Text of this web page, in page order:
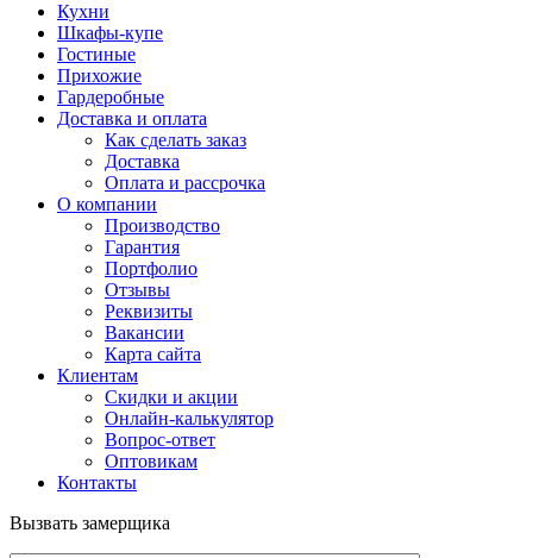
Кухни
Шкафы-купе
Гостиные
Прихожие
Гардеробные
Доставка и оплата
Как сделать заказ
Доставка
Оплата и рассрочка
О компании
Производство
Гарантия
Портфолио
Отзывы
Реквизиты
Вакансии
Карта сайта
Клиентам
Скидки и акции
Онлайн-калькулятор
Вопрос-ответ
Оптовикам
Контакты
Вызвать замерщика